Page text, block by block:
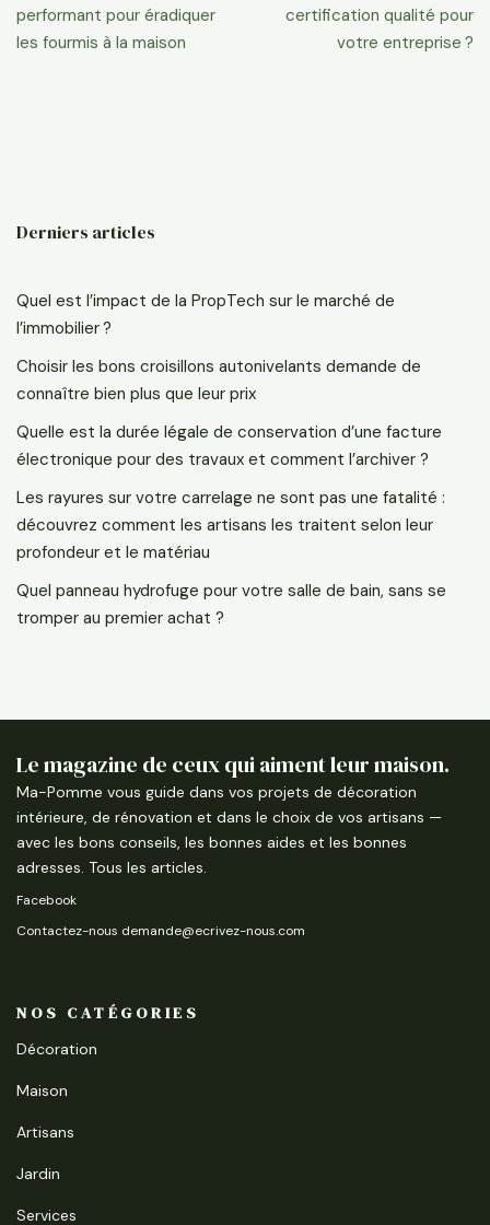
performant pour éradiquer
les fourmis à la maison
certification qualité pour
votre entreprise ?
Derniers articles
Quel est l’impact de la PropTech sur le marché de
l’immobilier ?
Choisir les bons croisillons autonivelants demande de
connaître bien plus que leur prix
Quelle est la durée légale de conservation d’une facture
électronique pour des travaux et comment l’archiver ?
Les rayures sur votre carrelage ne sont pas une fatalité :
découvrez comment les artisans les traitent selon leur
profondeur et le matériau
Quel panneau hydrofuge pour votre salle de bain, sans se
tromper au premier achat ?
Le magazine de ceux qui aiment leur maison.
Ma-Pomme vous guide dans vos projets de décoration
intérieure, de rénovation et dans le choix de vos artisans —
avec les bons conseils, les bonnes aides et les bonnes
adresses. Tous les articles.
Facebook
Contactez-nous demande@ecrivez-nous.com
NOS CATÉGORIES
Décoration
Maison
Artisans
Jardin
Services